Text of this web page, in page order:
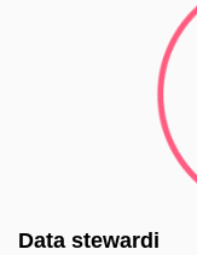
Data stewardi